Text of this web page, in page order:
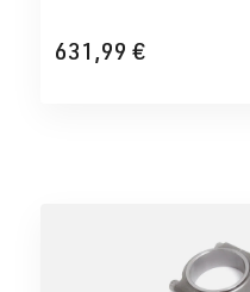
631,99 €